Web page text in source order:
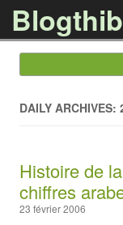
Blogthib
DAILY ARCHIVES:
Histoire de
chiffres
23 février 2006